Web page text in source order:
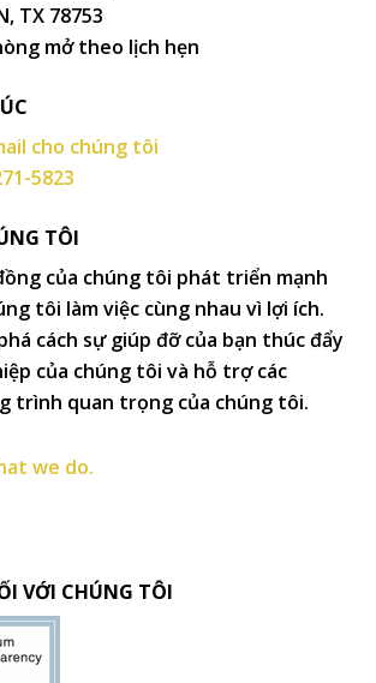
TX 78753
mở theo lịch hẹn
cho chúng tôi
5823
TÔI
của chúng tôi phát triển mạnh
tôi làm việc cùng nhau vì lợi ích.
cách sự giúp đỡ của bạn thúc đẩy
của chúng tôi và hỗ trợ các
trình quan trọng của chúng tôi.
we do.
VỚI CHÚNG TÔI